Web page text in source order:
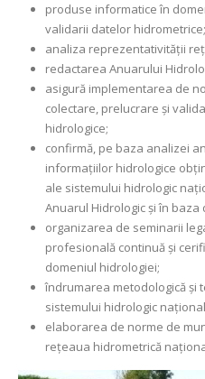
produse informatice în
validarii datelor hidrometrice;
analiza reprezentativității
redactarea Anuarului
asigură implementarea de
colectare, prelucrare și
hidrologice;
confirmă, pe baza analizei
informațiilor hidrologice
ale sistemului hidrologic
Anuarul Hidrologic și în baza
organizarea de seminarii
profesională continuă și
domeniul hidrologiei;
îndrumarea metodologică și
sistemului hidrologic
elaborarea de norme de
rețeaua hidrometrică